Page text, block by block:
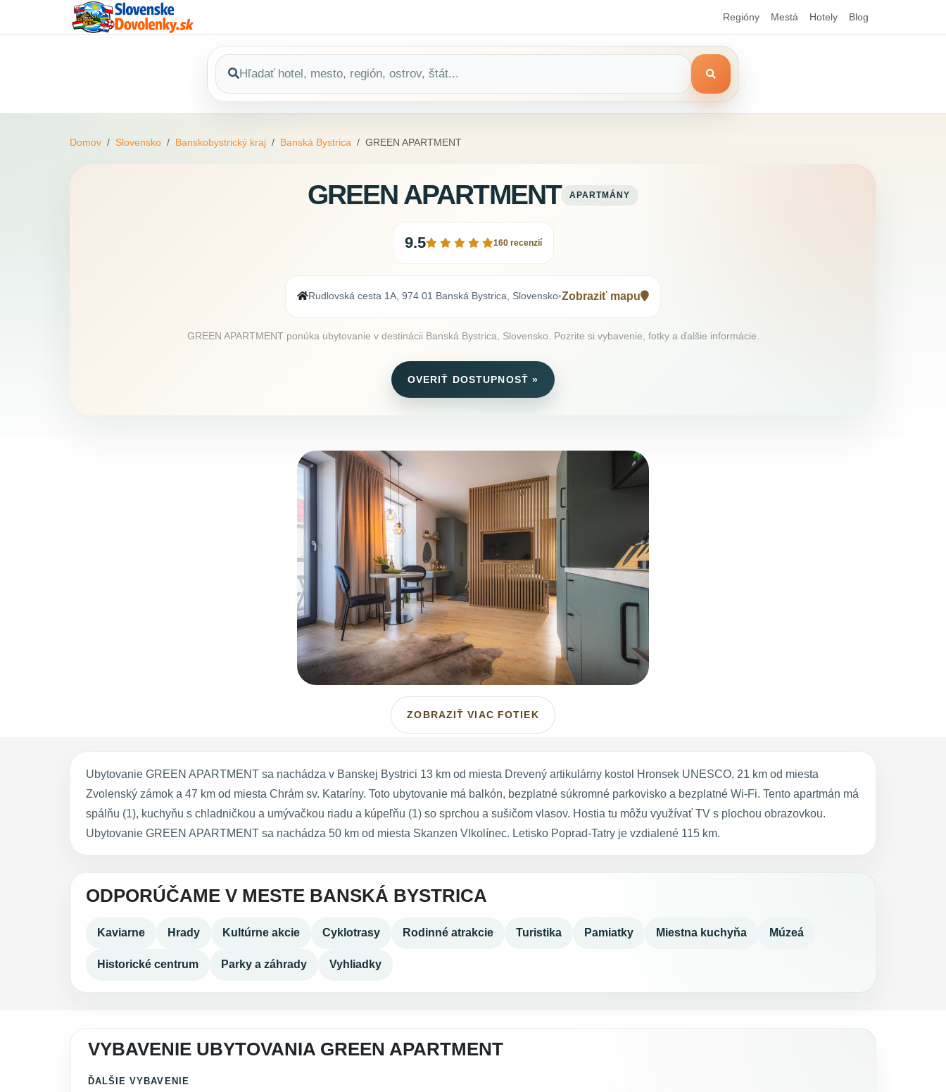
Regióny Mestá Hotely Blog
Domov Slovensko Banskobystrický kraj Banská Bystrica GREEN APARTMENT
GREEN APARTMENT APARTMÁNY
9.5 160 recenzií
Rudlovská cesta 1A, 974 01 Banská Bystrica, Slovensko•Zobraziť mapu
GREEN APARTMENT ponúka ubytovanie v destinácii Banská Bystrica, Slovensko. Pozrite si vybavenie, fotky a ďalšie informácie.
OVERIŤ DOSTUPNOSŤ »
ZOBRAZIŤ VIAC FOTIEK
Ubytovanie GREEN APARTMENT sa nachádza v Banskej Bystrici 13 km od miesta Drevený artikulárny kostol Hronsek UNESCO, 21 km od miesta
Zvolenský zámok a 47 km od miesta Chrám sv. Kataríny. Toto ubytovanie má balkón, bezplatné súkromné parkovisko a bezplatné Wi-Fi. Tento apartmán má
spálňu (1), kuchyňu s chladničkou a umývačkou riadu a kúpeľňu (1) so sprchou a sušičom vlasov. Hostia tu môžu využívať TV s plochou obrazovkou.
Ubytovanie GREEN APARTMENT sa nachádza 50 km od miesta Skanzen Vlkolínec. Letisko Poprad-Tatry je vzdialené 115 km.
ODPORÚČAME V MESTE BANSKÁ BYSTRICA
Kaviarne Hrady Kultúrne akcie Cyklotrasy Rodinné atrakcie Turistika Pamiatky Miestna kuchyňa Múzeá
Historické centrum Parky a záhrady Vyhliadky
VYBAVENIE UBYTOVANIA GREEN APARTMENT
ĎALŠIE VYBAVENIE